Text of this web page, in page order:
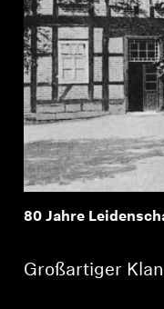
80 Jahre
Großartiger